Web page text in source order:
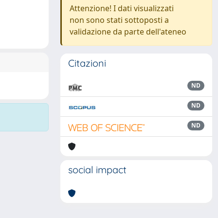
Attenzione! I dati visualizzati
non sono stati sottoposti a
validazione da parte dell'ateneo
Citazioni
ND
ND
ND
social impact